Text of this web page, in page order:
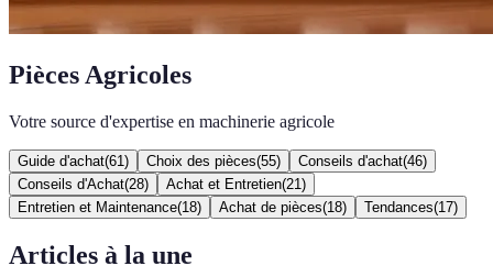
Pièces Agricoles
Votre source d'expertise en machinerie agricole
Guide d'achat(61 ) Choix des pièces(55) Conseils d'achat(46)
Conseils d'Achat(28) Achat et Entretien(21 )
Entretien et Maintenance(18) Achat de pièces(18) Tendances(17)
Articles à la une